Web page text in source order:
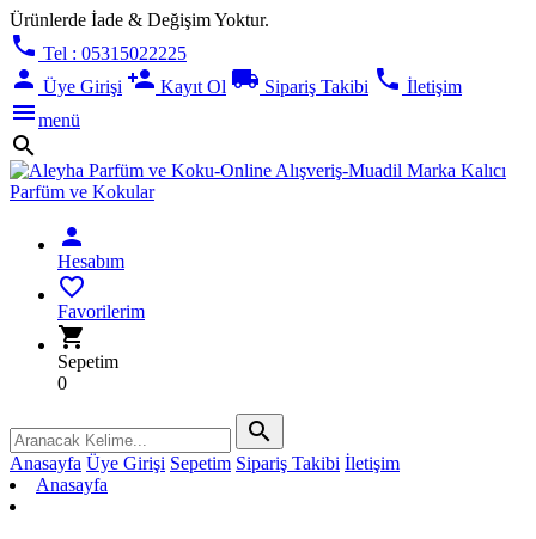
Ürünlerde İade & Değişim Yoktur.
phone Tel : 05315022225
person Üye Girişi person_add Kayıt Ol local_shipping Sipariş Takibi phone İletişim
menumenü
search
person
Hesabım
favorite_border
Favorilerim
shopping_cart
Sepetim
0
search
Anasayfa Üye Girişi Sepetim Sipariş Takibi İletişim
Anasayfa